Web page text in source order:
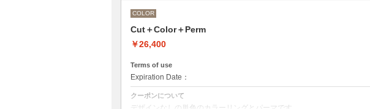
COLOR
Cut＋Color＋Perm
￥26,400
Terms of use
Expiration Date：
クーポンについて